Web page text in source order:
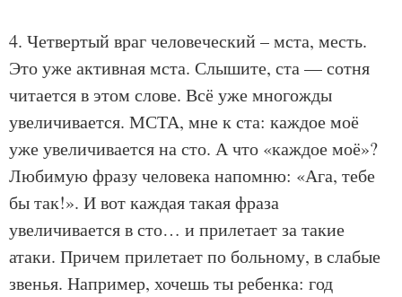
4. Четвертый враг человеческий – мста, месть.
Это уже активная мста. Слышите, ста — сотня
читается в этом слове. Всё уже многожды
увеличивается. МСТА, мне к ста: каждое моё
уже увеличивается на сто. А что «каждое моё»?
Любимую фразу человека напомню: «Ага, тебе
бы так!». И вот каждая такая фраза
увеличивается в сто… и прилетает за такие
атаки. Причем прилетает по больному, в слабые
звенья. Например, хочешь ты ребенка: год